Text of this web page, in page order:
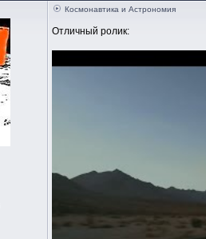
Космонавтика и Астрономия
Отличный ролик: